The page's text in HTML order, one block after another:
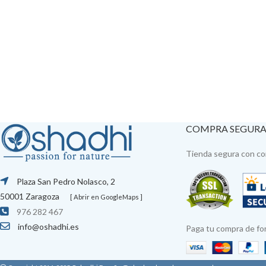
Plaza San Pedro Nolasco, 2
50001 Zaragoza
[ Abrir en GoogleMaps ]
976 282 467
info@oshadhi.es
COMPRA SEGURA
Tienda segura con
Paga tu compra de